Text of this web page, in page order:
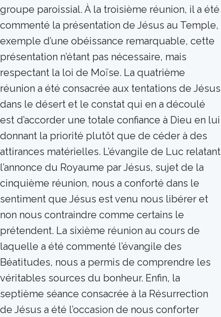
groupe paroissial. À la troisième réunion, il a été
commenté la présentation de Jésus au Temple,
exemple d’une obéissance remarquable, cette
présentation n’étant pas nécessaire, mais
respectant la loi de Moïse. La quatrième
réunion a été consacrée aux tentations de Jésus
dans le désert et le constat qui en a découlé
est d’accorder une totale confiance à Dieu en lui
donnant la priorité plutôt que de céder à des
attirances matérielles. L’évangile de Luc relatant
l’annonce du Royaume par Jésus, sujet de la
cinquième réunion, nous a conforté dans le
sentiment que Jésus est venu nous libérer et
non nous contraindre comme certains le
prétendent. La sixième réunion au cours de
laquelle a été commenté l’évangile des
Béatitudes, nous a permis de comprendre les
véritables sources du bonheur. Enfin, la
septième séance consacrée à la Résurrection
de Jésus a été l’occasion de nous conforter